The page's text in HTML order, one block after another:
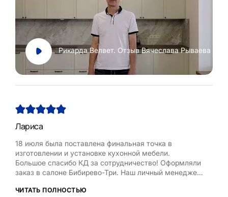
Рикарда Велвет. Отзыв Вячеслава Рываева
Лариса
18 июля была поставлена финальная точка в
изготовлении и установке кухонной мебели.
Большое спасибо КД за сотрудничество! Оформляли
заказ в салоне Бибирево-Три. Наш личный менеджер
оптимальный проект, исходя из маленькой площади
ЧИТАТЬ ПОЛНОСТЬЮ